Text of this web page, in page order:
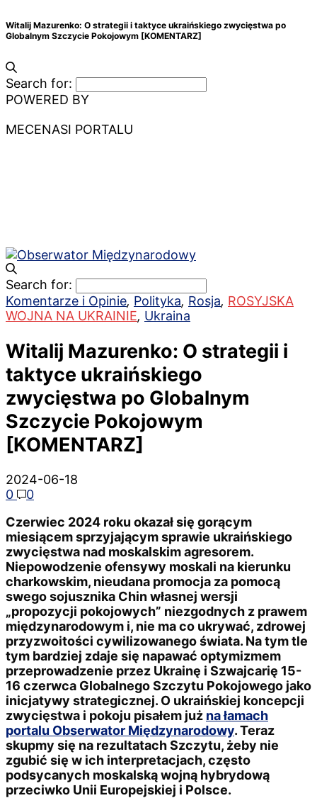
Witalij Mazurenko: O strategii i taktyce ukraińskiego zwycięstwa po
Globalnym Szczycie Pokojowym [KOMENTARZ]
Search for:
POWERED BY
MECENASI PORTALU
Search for:
Komentarze i Opinie, Polityka, Rosja, ROSYJSKA
WOJNA NA UKRAINIE, Ukraina
Witalij Mazurenko: O strategii i
taktyce ukraińskiego
zwycięstwa po Globalnym
Szczycie Pokojowym
[KOMENTARZ]
2024-06-18
0
0
Czerwiec 2024 roku okazał się gorącym
miesiącem sprzyjającym sprawie ukraińskiego
zwycięstwa nad moskalskim agresorem.
Niepowodzenie ofensywy moskali na kierunku
charkowskim, nieudana promocja za pomocą
swego sojusznika Chin własnej wersji
„propozycji pokojowych” niezgodnych z prawem
międzynarodowym i, nie ma co ukrywać, zdrowej
przyzwoitości cywilizowanego świata. Na tym tle
tym bardziej zdaje się napawać optymizmem
przeprowadzenie przez Ukrainę i Szwajcarię 15-
16 czerwca Globalnego Szczytu Pokojowego jako
inicjatywy strategicznej. O ukraińskiej koncepcji
zwycięstwa i pokoju pisałem już na łamach
portalu Obserwator Międzynarodowy. Teraz
skupmy się na rezultatach Szczytu, żeby nie
zgubić się w ich interpretacjach, często
podsycanych moskalską wojną hybrydową
przeciwko Unii Europejskiej i Polsce.